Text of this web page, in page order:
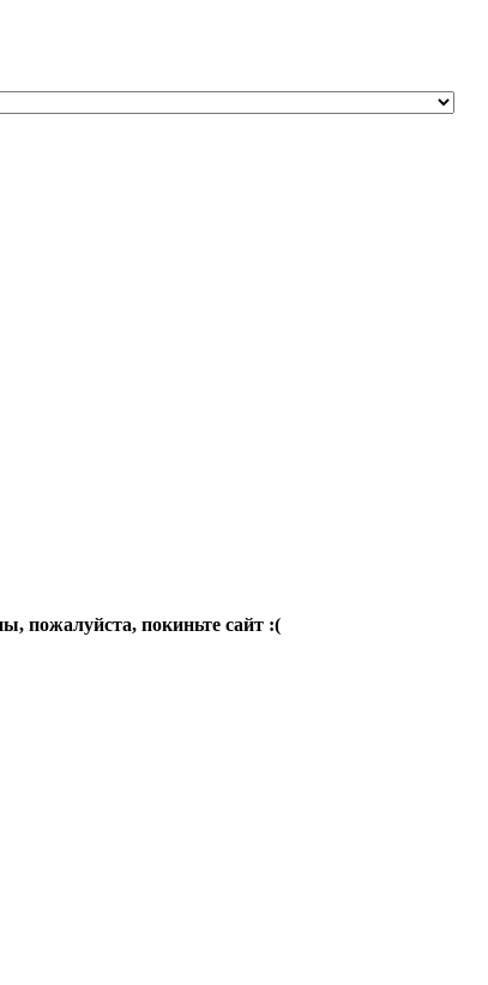
пожалуйста, покиньте сайт :(